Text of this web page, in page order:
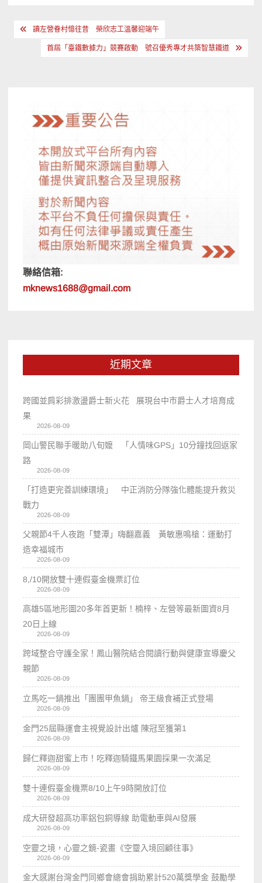
文 讀左營眷村憶往昔 榮欣志工溫馨迎端午
首屆「臺鐵數據力」競賽啟動 號召優秀專才共築智慧鐵道
聯絡信箱:
mknews1688@gmail.com
近期文章
跨國並肩彩排激盪爵士新火花 展現台中市爵士人才培育成
果
2026-08-09
岡山警民聯手暖助八旬嬤 「人情味GPS」10分鐘找回返家
路
2026-08-09
「打造更完善訓練環境」 中正消防分隊強化體能提升救災
戰力
2026-08-09
父親節4千人夜跑「雙潭」嗨翻嘉義 黃敏惠鳴槍：運動打
造幸福城市
2026-08-09
8,/10開放雙十連假臺金機票訂位
2026-08-09
高雄5區地形圖20多年首更新！楠梓、左營等最新圖資8月
20日上線
2026-08-09
跨域整合守護全家！鳳山醫院結合閱讀行動與健康宣導慶父
親節
2026-08-09
立馬吃一鍋推出「團團甲魚鍋」 帝王級食補正式登場
2026-08-09
金門25屆縣運會主視覺設計出爐 陳冠至獲第1
2026-08-09
歸仁釋迦甜蜜上市！吃釋迦騎鐵馬果園採果一次滿足
2026-08-09
雙十連假臺金機票8/10上午9時開放訂位
2026-08-09
成大研發超高功率鋁包銅導線 助電動車與AI發展
2026-08-09
空靈之境，心靈之鏡-瓷畫《空𩆜入境回顧往事》
2026-08-09
金大感謝台灣金門同鄉會總會捐助累計520萬獎學金 鼓勵學